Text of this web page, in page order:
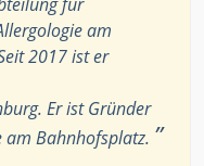
für
am
2017 ist er
Er ist Gründer
Bahnhofsplatz. ”